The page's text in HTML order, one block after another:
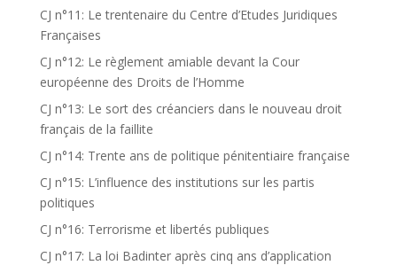
CJ n°11: Le trentenaire du Centre d’Etudes Juridiques
Françaises
CJ n°12: Le règlement amiable devant la Cour
européenne des Droits de l’Homme
CJ n°13: Le sort des créanciers dans le nouveau droit
français de la faillite
CJ n°14: Trente ans de politique pénitentiaire française
CJ n°15: L’influence des institutions sur les partis
politiques
CJ n°16: Terrorisme et libertés publiques
CJ n°17: La loi Badinter après cinq ans d’application